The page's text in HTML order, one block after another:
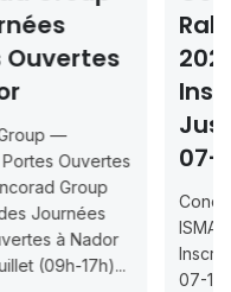
Rabat & Dakhla
2026-2027 —
Inscription
Jusqu’au 2026-
07-18
Concours d’accès L1
ISMAC Rabat & Dakhla —
Inscription jusqu’au 2026-
07-18ISMAC ouvre les